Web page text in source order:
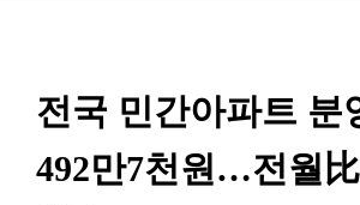
전국 민간아파트 분
492만7천원…전월